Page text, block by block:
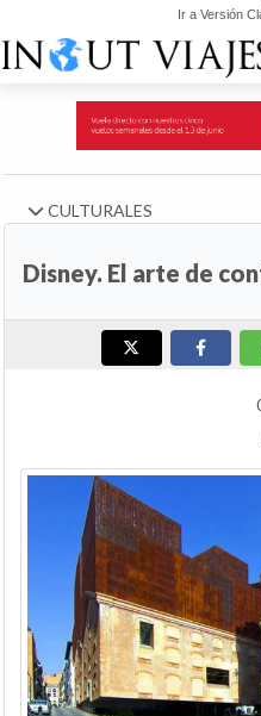
Ir a Versión
CULTURALES
Disney. El arte de